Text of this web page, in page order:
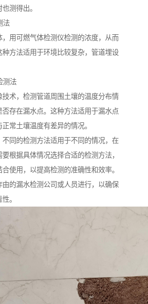
测得出。
法
，用可燃气体检测仪检测的浓度，从而
种方法适用于环境比较复杂，管道埋设
测法
技术，检测管道周围土壤的温度分布情
否存在漏水点。这种方法适用于漏水点
常土壤温度有差异的情况。
不同的检测方法适用于不同的情况，在
根据具体情况选择合适的检测方法，
使用，以提高检测的准确性和效率。
由的漏水检测公司或人员进行，以确保
。